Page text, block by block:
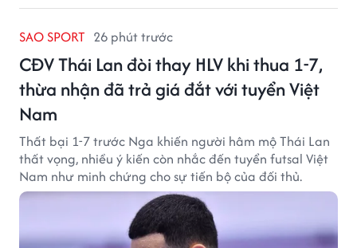
SAO SPORT 26 phút trước
CĐV Thái Lan đòi thay HLV khi thua 1-7,
thừa nhận đã trả giá đắt với tuyển Việt
Nam
Thất bại 1-7 trước Nga khiến người hâm mộ Thái Lan
thất vọng, nhiều ý kiến còn nhắc đến tuyển futsal Việt
Nam như minh chứng cho sự tiến bộ của đối thủ.